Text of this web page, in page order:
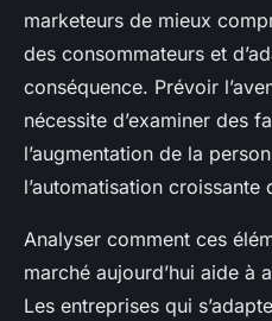
marketeurs de mieux
des consommateurs et
conséquence. Prévoir
nécessite d’examiner des
l’augmentation de la
l’automatisation croissante
Analyser comment ces
marché aujourd’hui aide à
Les entreprises qui